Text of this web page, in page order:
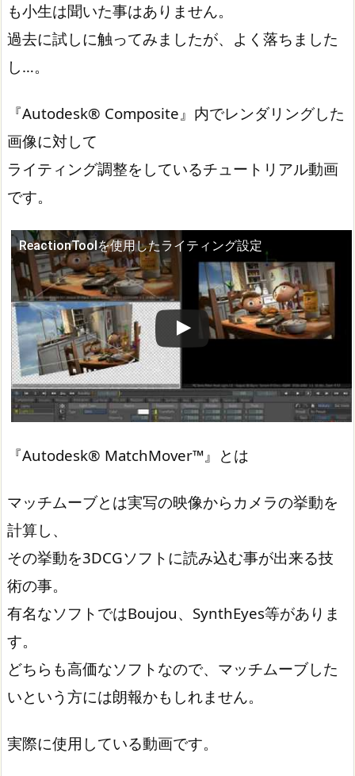
も小生は聞いた事はありません。
過去に試しに触ってみましたが、よく落ちました
し…。
『Autodesk® Composite』内でレンダリングした
画像に対して
ライティング調整をしているチュートリアル動画
です。
ReactionToolを使用したライティング設定
この動画を YouTube で視聴
『Autodesk® MatchMover™』とは
マッチムーブとは実写の映像からカメラの挙動を
計算し、
その挙動を3DCGソフトに読み込む事が出来る技
術の事。
有名なソフトではBoujou、SynthEyes等がありま
す。
どちらも高価なソフトなので、マッチムーブした
いという方には朗報かもしれません。
実際に使用している動画です。